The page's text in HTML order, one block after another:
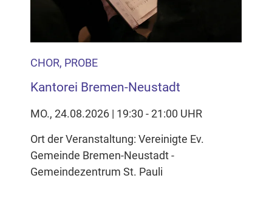
CHOR, PROBE
Kantorei Bremen-Neustadt
MO., 24.08.2026 | 19:30 - 21:00 UHR
Ort der Veranstaltung: Vereinigte Ev.
Gemeinde Bremen-Neustadt -
Gemeindezentrum St. Pauli